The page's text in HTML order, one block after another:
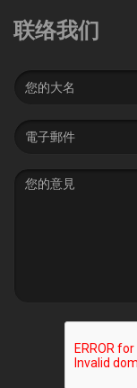
联络我们
Name
Email
address
Message